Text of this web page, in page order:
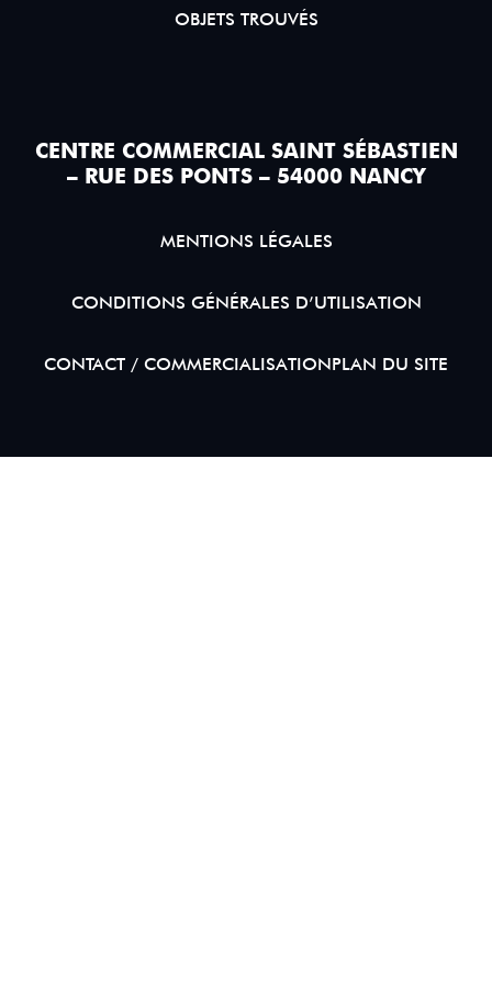
OBJETS TROUVÉS
CENTRE COMMERCIAL SAINT SÉBASTIEN
– RUE DES PONTS – 54000 NANCY
MENTIONS LÉGALES
CONDITIONS GÉNÉRALES D’UTILISATION
CONTACT / COMMERCIALISATIONPLAN DU SITE